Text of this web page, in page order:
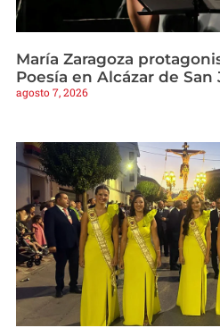
María Zaragoza
Poesía en Alcázar de San
agosto 7, 2026